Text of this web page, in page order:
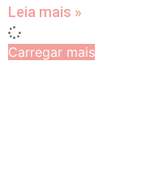
Leia mais »
Carregar mais